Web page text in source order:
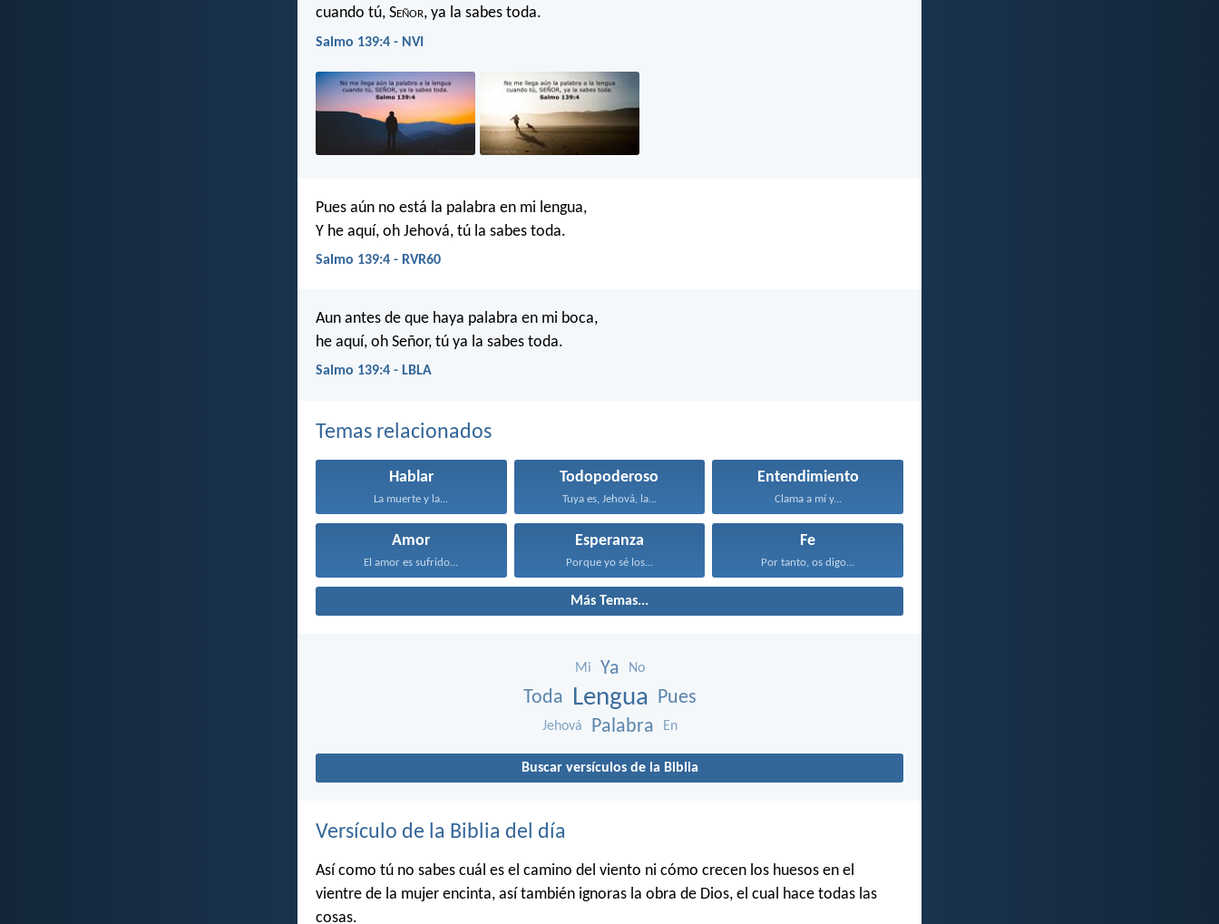
cuando tú, Señor, ya la sabes toda.
Salmo 139:4 - NVI
Pues aún no está la palabra en mi lengua,
Y he aquí, oh Jehová, tú la sabes toda.
Salmo 139:4 - RVR60
Aun antes de que haya palabra en mi boca,
he aquí, oh Señor, tú ya la sabes toda.
Salmo 139:4 - LBLA
Temas relacionados
Hablar
La muerte y la...
Todopoderoso
Tuya es, Jehová, la...
Entendimiento
Clama a mí y...
Amor
El amor es sufrido...
Esperanza
Porque yo sé los...
Fe
Por tanto, os digo...
Más Temas...
Mi Ya No
Toda Lengua Pues
Jehová Palabra En
Buscar versículos de la Biblia
Versículo de la Biblia del día
Así como tú no sabes cuál es el camino del viento ni cómo crecen los huesos en el
vientre de la mujer encinta, así también ignoras la obra de Dios, el cual hace todas las
cosas.